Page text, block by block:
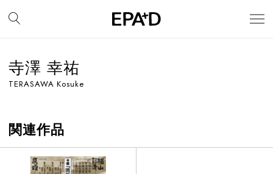
寺澤 幸祐
TERASAWA Kosuke
関連作品